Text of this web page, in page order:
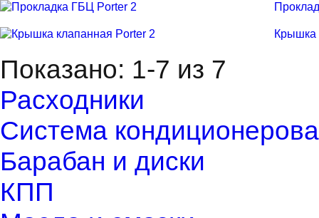
Крышка
Показано: 1-7 из 7
Расходники
Система
Барабан и диски
КПП